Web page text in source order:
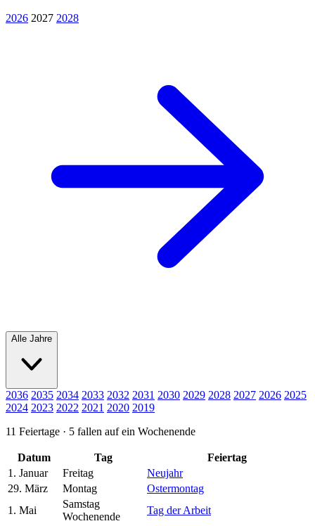
2026 2027 2028
Alle Jahre
2036 2035 2034 2033 2032 2031 2030 2029 2028 2027 2026 2025
2024 2023 2022 2021 2020 2019
11 Feiertage · 5 fallen auf ein Wochenende
Datum Tag
Feiertag
1. Januar
Freitag
Neujahr
29. März
Montag
Ostermontag
1. Mai
Samstag
Wochenende
Tag der Arbeit